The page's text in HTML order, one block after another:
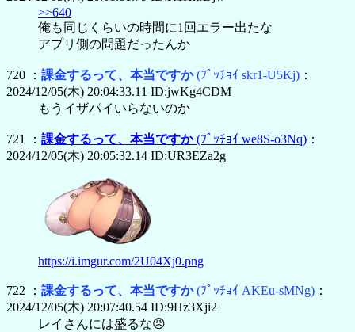
>>640
俺も同じくらいの時間に1回エラー出たな
アプリ側の問題だったんか
720 ： 課金するって、本当ですか(ﾌﾟｯﾁｮｲ skr1-U5Kj) ：
2024/12/05(木) 20:04:33.11 ID:jwKg4CDM
もうイザパイいらないのか
721 ： 課金するって、本当ですか(ﾌﾟｯﾁｮｲ we8S-o3Nq) ：
2024/12/05(木) 20:05:32.14 ID:UR3EZa2g
https://i.imgur.com/2U04Xj0.png
722 ： 課金するって、本当ですか(ﾌﾟｯﾁｮｲ AKEu-sMNg) ：
2024/12/05(木) 20:07:40.54 ID:9Hz3Xji2
レイさんには盛るな😠